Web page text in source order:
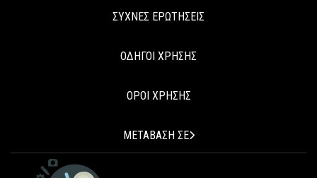
ΣΥΧΝΕΣ ΕΡΩΤΗΣΕΙΣ
ΟΔΗΓΟΙ ΧΡΗΣΗΣ
ΟΡΟΙ ΧΡΗΣΗΣ
ΜΕΤΑΒΑΣΗ ΣΕ